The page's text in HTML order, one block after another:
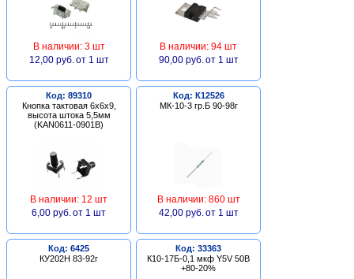
В наличии: 3 шт
12,00 руб. от 1 шт
В наличии: 94 шт
90,00 руб. от 1 шт
Код: 89310
Кнопка тактовая 6х6х9,
высота штока 5,5мм
(KAN0611-0901B)
В наличии: 12 шт
6,00 руб. от 1 шт
Код: К12526
МК-10-3 гр.Б 90-98г
В наличии: 860 шт
42,00 руб. от 1 шт
Код: 6425
КУ202Н 83-92г
Код: 33363
К10-17Б-0,1 мкф Y5V 50В
+80-20%